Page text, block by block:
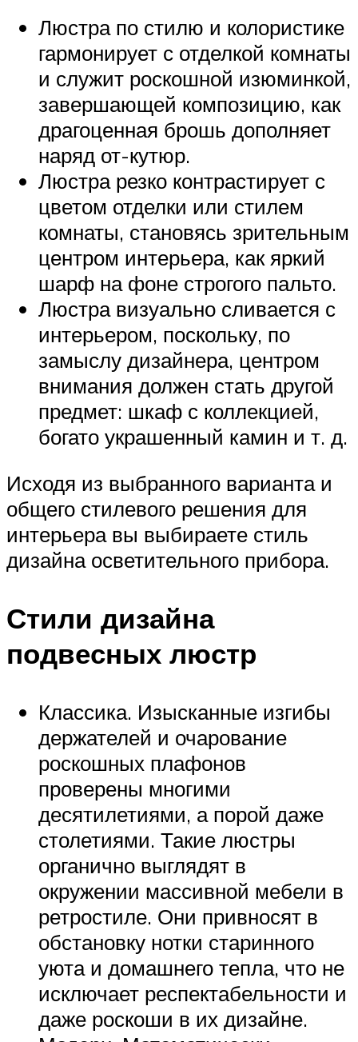
Люстра по стилю и колористике
гармонирует с отделкой комнаты
и служит роскошной изюминкой,
завершающей композицию, как
драгоценная брошь дополняет
наряд от-кутюр.
Люстра резко контрастирует с
цветом отделки или стилем
комнаты, становясь зрительным
центром интерьера, как яркий
шарф на фоне строгого пальто.
Люстра визуально сливается с
интерьером, поскольку, по
замыслу дизайнера, центром
внимания должен стать другой
предмет: шкаф с коллекцией,
богато украшенный камин и т. д.
Исходя из выбранного варианта и
общего стилевого решения для
интерьера вы выбираете стиль
дизайна осветительного прибора.
Стили дизайна
подвесных люстр
Классика. Изысканные изгибы
держателей и очарование
роскошных плафонов
проверены многими
десятилетиями, а порой даже
столетиями. Такие люстры
органично выглядят в
окружении массивной мебели в
ретростиле. Они привносят в
обстановку нотки старинного
уюта и домашнего тепла, что не
исключает респектабельности и
даже роскоши в их дизайне.